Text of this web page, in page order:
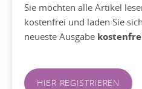
Sie möchten alle Artikel
kostenfrei und laden Sie
neueste Ausgabe
HIER REGISTRIEREN